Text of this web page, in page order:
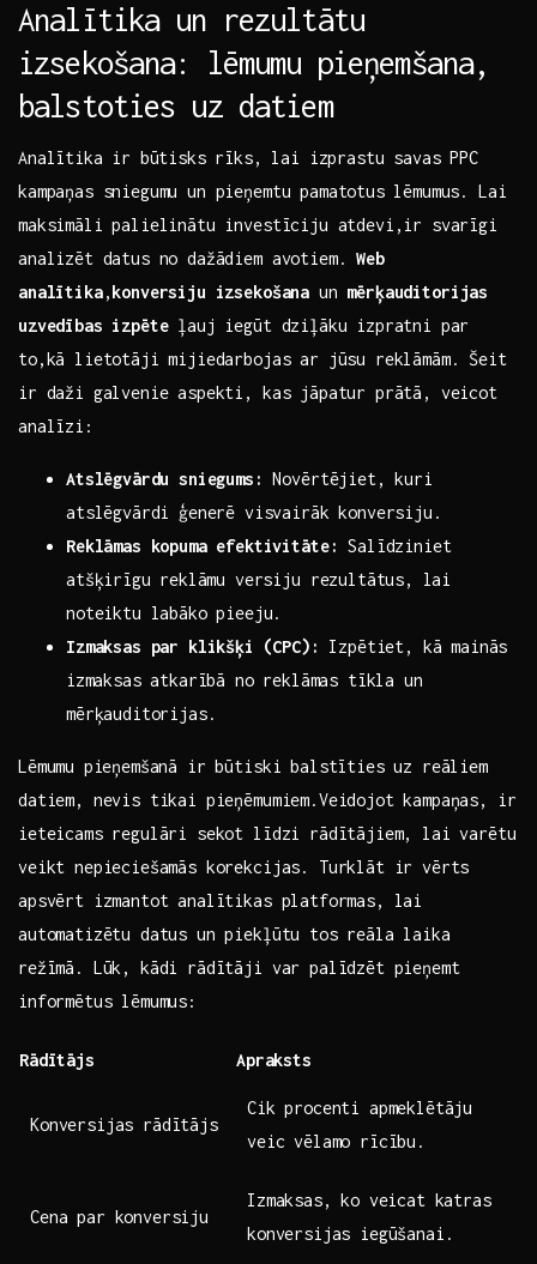
Analītika​ un rezultātu
izsekošana: lēmumu ⁤pieņemšana,
balstoties uz datiem
Analītika ir ⁢būtisks⁢ rīks, lai izprastu savas PPC
kampaņas sniegumu un pieņemtu pamatotus⁤ lēmumus. Lai
maksimāli‍ palielinātu​ investīciju atdevi,ir svarīgi
analizēt datus no‌ dažādiem avotiem.Web
analītika,konversiju izsekošana un mērķauditorijas
uzvedības izpēteļauj iegūt dziļāku izpratni par
to,kā lietotāji ​mijiedarbojas ar jūsu reklāmām. Šeit
ir daži galvenie aspekti,‌ kas jāpatur prātā, veicot
analīzi:
Atslēgvārdu sniegums: Novērtējiet, ‍kuri
atslēgvārdi ģenerē visvairāk konversiju.
Reklāmas kopuma efektivitāte: Salīdziniet
atšķirīgu⁣ reklāmu versiju rezultātus,⁢ lai
noteiktu labāko pieeju.
Izmaksas par klikšķi ⁢(CPC):
Izpētiet, ‌kā mainās
⁢izmaksas atkarībā no⁤ reklāmas ‌tīkla un
mērķauditorijas.
Lēmumu⁣ pieņemšanā ir būtiski balstīties uz reāliem
datiem, nevis tikai pieņēmumiem.Veidojot kampaņas, ir
ieteicams regulāri sekot līdzi‍ rādītājiem, lai varētu
veikt nepieciešamās korekcijas. Turklāt ir vērts
apsvērt izmantot analītikas platformas, lai
automatizētu datus un​ piekļūtu tos ‍reāla laika
režīmā. Lūk,‌ kādi rādītāji var palīdzēt pieņemt
informētus lēmumus:
Rādītājs Apraksts
Konversijas rādītājs
Cik procenti apmeklētāju
veic vēlamo rīcību.
Cena‍ par konversiju
Izmaksas,⁤ ko veicat katras
konversijas iegūšanai.